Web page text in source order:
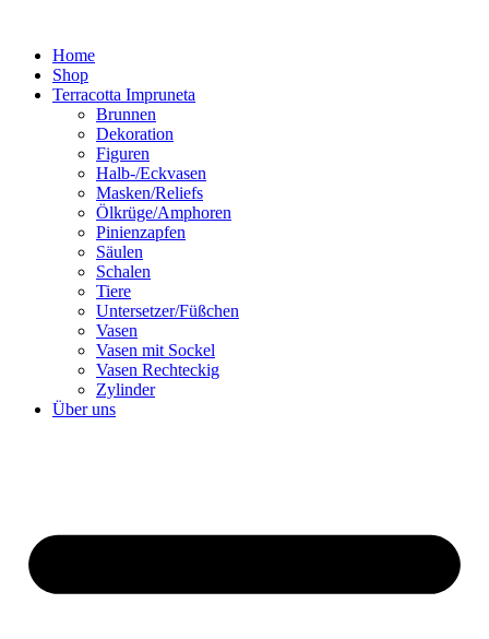
springenHome
Shop
Terracotta Impruneta
Brunnen
Dekoration
Figuren
Halb-/Eckvasen
Masken/Reliefs
Ölkrüge/Amphoren
Pinienzapfen
Säulen
Schalen
Tiere
Untersetzer/Füßchen
Vasen
Vasen mit Sockel
Vasen Rechteckig
Zylinder
Über uns